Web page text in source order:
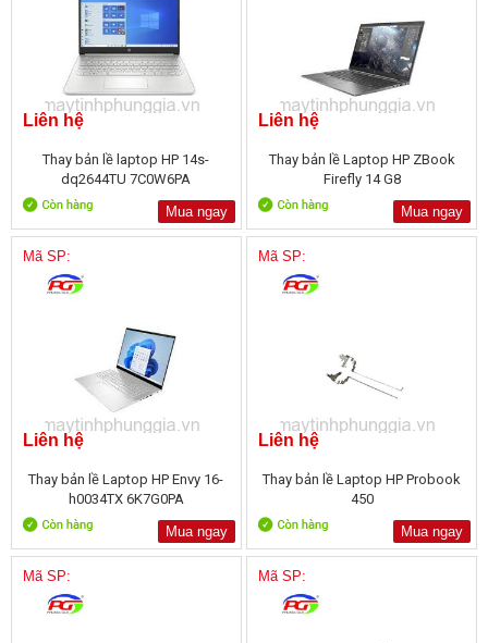
Liên hệ
Thay bản lề laptop HP 14s-
dq2644TU 7C0W6PA
Mua ngay
Liên hệ
Thay bản lề Laptop HP ZBook
Firefly 14 G8
Mua ngay
Mã SP:
Liên hệ
Thay bản lề Laptop HP Envy 16-
h0034TX 6K7G0PA
Mua ngay
Mã SP:
Liên hệ
Thay bản lề Laptop HP Probook
450
Mua ngay
Mã SP: Mã SP: